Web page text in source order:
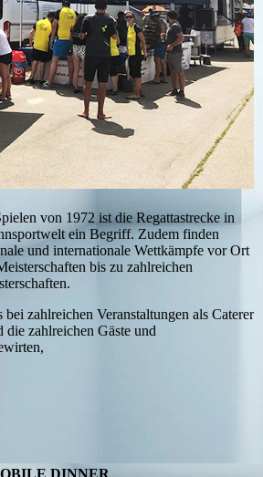
von 1972 ist die Regattastrecke in
ein Begriff. Zudem finden
und internationale Wettkämpfe vor Ort
bis zu zahlreichen
zahlreichen Veranstaltungen als Caterer
zahlreichen Gäste und